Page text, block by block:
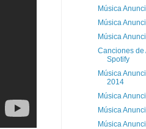
Música
Música
Música
Canciones de
Spotify
Música
2014
Música
Música
Música